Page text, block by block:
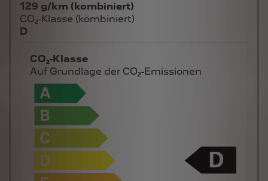
129 g/km (kombiniert)
CO₂-Klasse (kombiniert)
D
CO₂-Klasse
Auf Grundlage der CO₂-Emissionen